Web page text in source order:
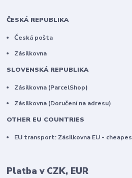
ČESKÁ REPUBLIKA
Česká pošta
Zásilkovna
SLOVENSKÁ REPUBLIKA
Zásilkovna (ParcelShop)
Zásilkovna (Doručení na adresu)
OTHER EU COUNTRIES
EU transport: Zásilkovna EU -
Platba v CZK, EUR